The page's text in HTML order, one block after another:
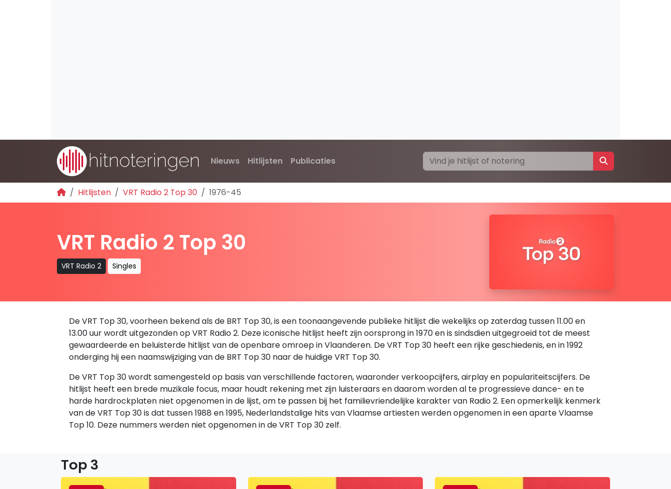
Nieuws Hitlijsten Publicaties
Hitlijsten VRT Radio 2 Top 30 1976-45
VRT Radio 2 Top 30
VRT Radio 2 Singles
De VRT Top 30, voorheen bekend als de BRT Top 30, is een toonaangevende publieke hitlijst die wekelijks op zaterdag tussen 11.00 en
13.00 uur wordt uitgezonden op VRT Radio 2. Deze iconische hitlijst heeft zijn oorsprong in 1970 en is sindsdien uitgegroeid tot de meest
gewaardeerde en beluisterde hitlijst van de openbare omroep in Vlaanderen. De VRT Top 30 heeft een rijke geschiedenis, en in 1992
onderging hij een naamswijziging van de BRT Top 30 naar de huidige VRT Top 30.
De VRT Top 30 wordt samengesteld op basis van verschillende factoren, waaronder verkoopcijfers, airplay en populariteitscijfers. De
hitlijst heeft een brede muzikale focus, maar houdt rekening met zijn luisteraars en daarom worden al te progressieve dance- en te
harde hardrockplaten niet opgenomen in de lijst, om te passen bij het familievriendelijke karakter van Radio 2. Een opmerkelijk kenmerk
van de VRT Top 30 is dat tussen 1988 en 1995, Nederlandstalige hits van Vlaamse artiesten werden opgenomen in een aparte Vlaamse
Top 10. Deze nummers werden niet opgenomen in de VRT Top 30 zelf.
Top 3